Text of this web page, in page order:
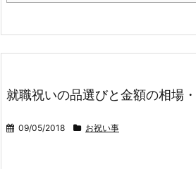
就職祝いの品選びと金額の相場
09/05/2018 お祝い事